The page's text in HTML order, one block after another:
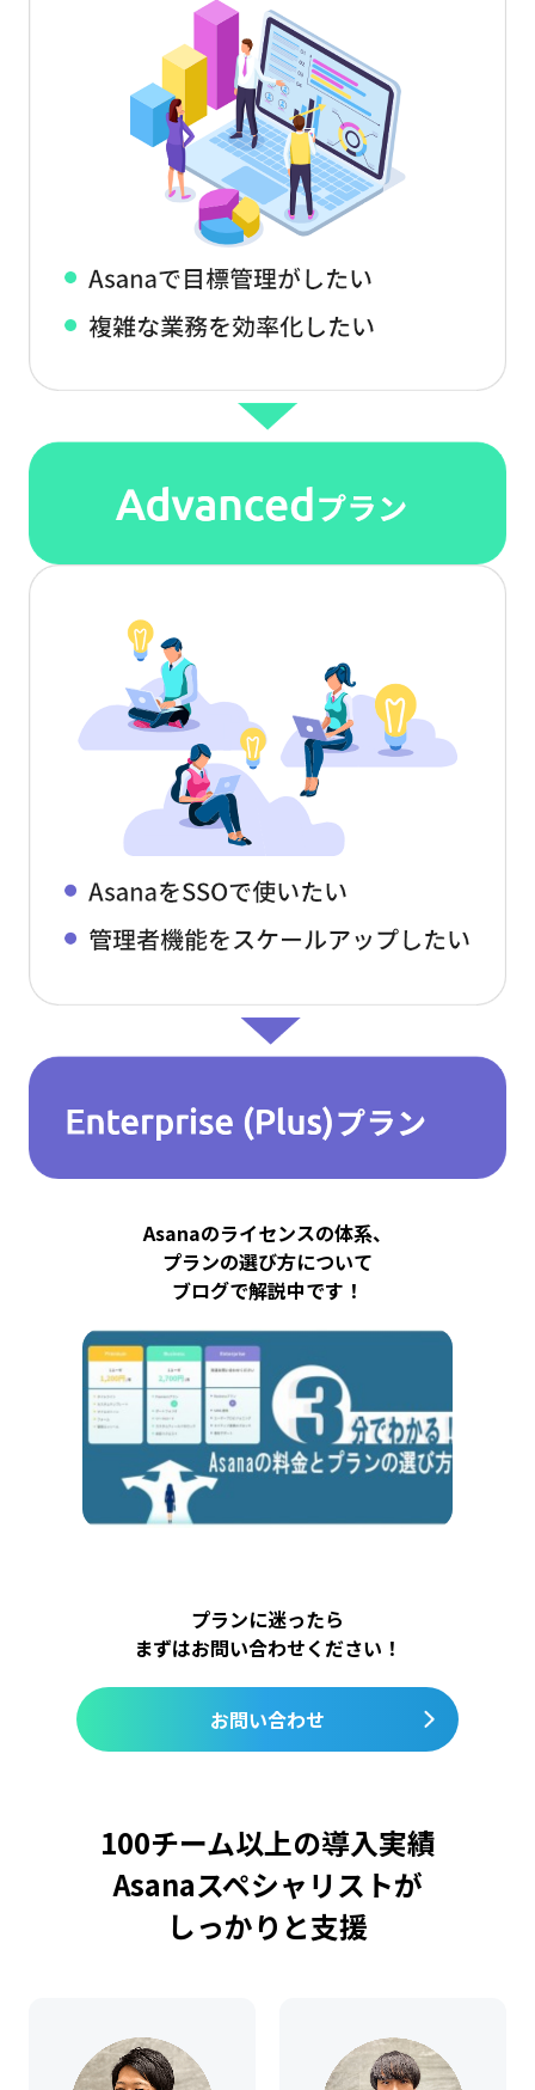
Asanaのライセンスの体系、
プランの選び方について
ブログで解説中です！
プランに迷ったら
まずはお問い合わせください！
お問い合わせ
100チーム以上の導入実績
Asanaスペシャリストが
しっかりと支援